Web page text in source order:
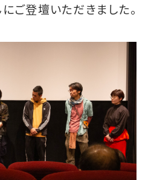
ご登壇いただきました。